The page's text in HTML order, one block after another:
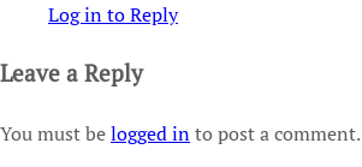
Log in to Reply
Leave a Reply
You must belogged into post a comment.